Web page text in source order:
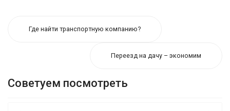
Где найти транспортную компанию?
Переезд на дачу – экономим
Советуем посмотреть